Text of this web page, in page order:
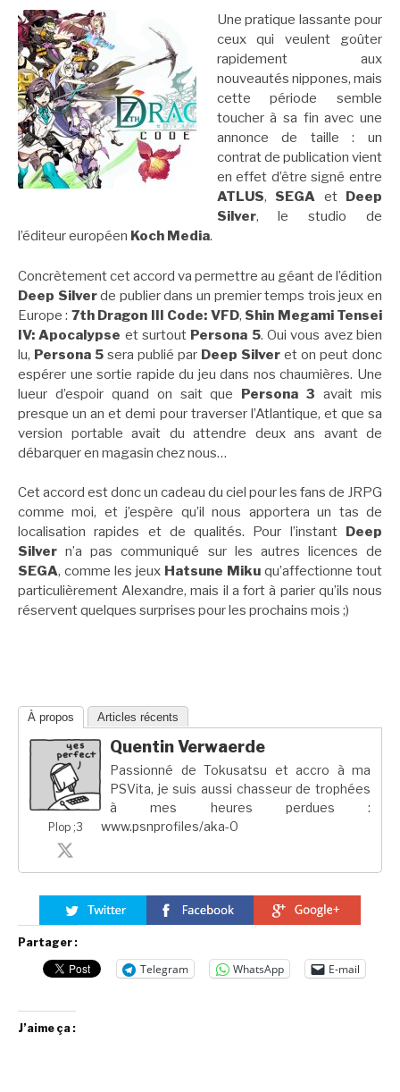
Une pratique lassante pour
ceux qui veulent goûter
rapidement aux
nouveautés nippones, mais
cette période semble
toucher à sa fin avec une
annonce de taille : un
contrat de publication vient
en effet d’être signé entre
ATLUS, SEGA etDeep
Silver, le studio de
l’éditeur européen Koch Media.
Concrètement cet accord va permettre au géant de l’édition
Deep Silverde publier dans un premier temps trois jeux en
Europe : 7th Dragon III Code: VFD, Shin Megami Tensei
IV: Apocalypse et surtout Persona 5. Oui vous avez bien
lu, Persona 5 sera publié par Deep Silver et on peut donc
espérer une sortie rapide du jeu dans nos chaumières. Une
lueur d’espoir quand on sait que Persona 3 avait mis
presque un an et demi pour traverser l’Atlantique, et que sa
version portable avait du attendre deux ans avant de
débarquer en magasin chez nous…
Cet accord est donc un cadeau du ciel pour les fans de JRPG
comme moi, et j’espère qu’il nous apportera un tas de
localisation rapides et de qualités. Pour l’instant Deep
Silver n’a pas communiqué sur les autres licences de
SEGA, comme les jeux Hatsune Miku qu’affectionne tout
particulièrement Alexandre, mais il a fort à parier qu’ils nous
réservent quelques surprises pour les prochains mois ;)
À propos Articles récents
Plop ;3
Quentin Verwaerde
Passionné de Tokusatsu et accro à ma
PSVita, je suis aussi chasseur de trophées
à mes heures perdues :
www.psnprofiles/aka-0
Partager :
Telegram WhatsApp E-mail
J’aime ça :